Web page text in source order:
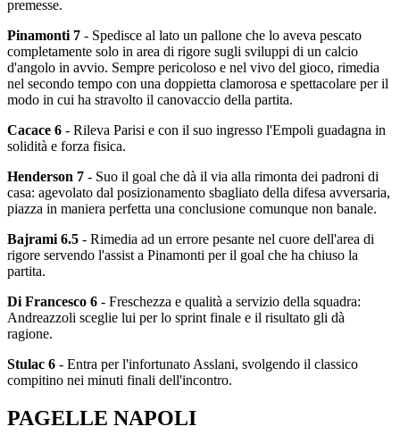
premesse.
Pinamonti 7 - Spedisce al lato un pallone che lo aveva pescato
completamente solo in area di rigore sugli sviluppi di un calcio
d'angolo in avvio. Sempre pericoloso e nel vivo del gioco, rimedia
nel secondo tempo con una doppietta clamorosa e spettacolare per il
modo in cui ha stravolto il canovaccio della partita.
Cacace 6 - Rileva Parisi e con il suo ingresso l'Empoli guadagna in
solidità e forza fisica.
Henderson 7 - Suo il goal che dà il via alla rimonta dei padroni di
casa: agevolato dal posizionamento sbagliato della difesa avversaria,
piazza in maniera perfetta una conclusione comunque non banale.
Bajrami 6.5 - Rimedia ad un errore pesante nel cuore dell'area di
rigore servendo l'assist a Pinamonti per il goal che ha chiuso la
partita.
Di Francesco 6 - Freschezza e qualità a servizio della squadra:
Andreazzoli sceglie lui per lo sprint finale e il risultato gli dà
ragione.
Stulac 6 - Entra per l'infortunato Asslani, svolgendo il classico
compitino nei minuti finali dell'incontro.
PAGELLE NAPOLI